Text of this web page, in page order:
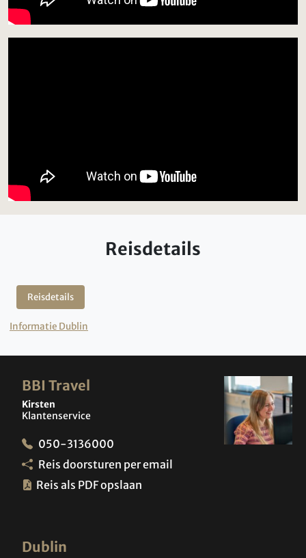
Reisdetails
Reisdetails
Informatie Dublin
Dublin
BBI Travel
Kirsten
Klantenservice
050-3136000
Reis doorsturen per email
Reis als PDF opslaan